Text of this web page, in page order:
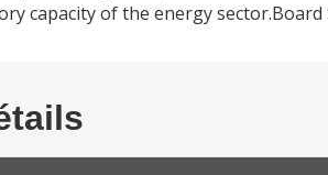
capacity of the energy sector.Board